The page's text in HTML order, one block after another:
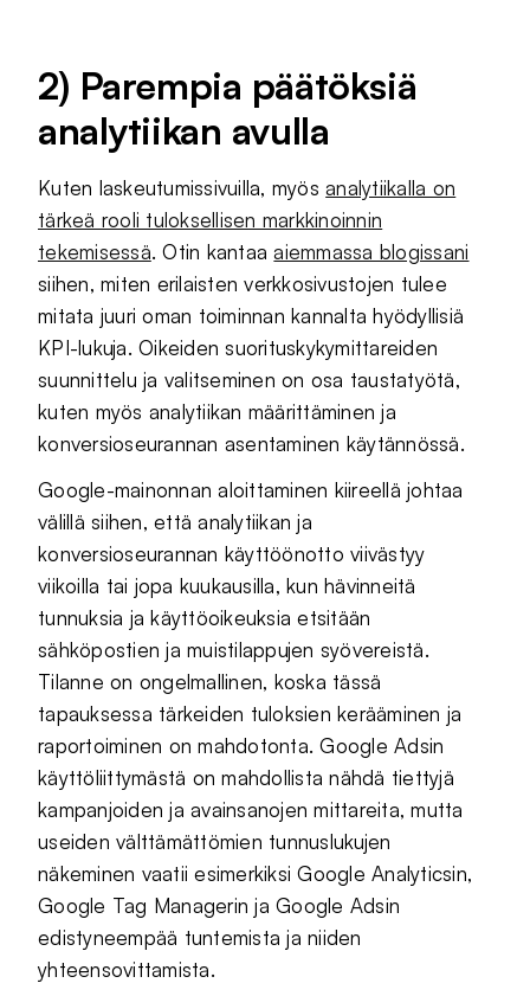
2) Parempia päätöksiä
analytiikan avulla
Kuten laskeutumissivuilla, myösanalytiikalla on
tärkeä rooli tuloksellisen markkinoinnin
tekemisessä. Otin kantaaaiemmassa blogissani
siihen, miten erilaisten verkkosivustojen tulee
mitata juuri oman toiminnan kannalta hyödyllisiä
KPI-lukuja. Oikeiden suorituskykymittareiden
suunnittelu ja valitseminen on osa taustatyötä,
kuten myös analytiikan määrittäminen ja
konversioseurannan asentaminen käytännössä.
Google-mainonnan aloittaminen kiireellä johtaa
välillä siihen, että analytiikan ja
konversioseurannan käyttöönotto viivästyy
viikoilla tai jopa kuukausilla, kun hävinneitä
tunnuksia ja käyttöoikeuksia etsitään
sähköpostien ja muistilappujen syövereistä.
Tilanne on ongelmallinen, koska tässä
tapauksessa tärkeiden tuloksien kerääminen ja
raportoiminen on mahdotonta. Google Adsin
käyttöliittymästä on mahdollista nähdä tiettyjä
kampanjoiden ja avainsanojen mittareita, mutta
useiden välttämättömien tunnuslukujen
näkeminen vaatii esimerkiksi Google Analyticsin,
Google Tag Managerin ja Google Adsin
edistyneempää tuntemista ja niiden
yhteensovittamista.